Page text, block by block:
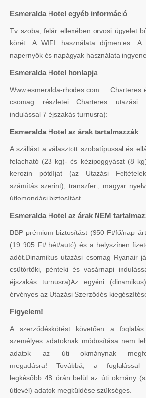
Esmeralda Hotel egyéb információ
Tv szoba, felár ellenében orvosi ügyelet
körét. A WIFI használata díjmentes. A
napernyők és napágyak használata
Esmeralda Hotel honlapja
Www.esmeralda-rhodes.com Charteres
csomag részletei Charteres utazási
indulással 7 éjszakás turnusra):
Esmeralda Hotel az árak tartalmazzák
A szállást a választott szobatípussal és
feladható (23 kg)- és kézipoggyászt (8
kerozin pótdíjat (az Utazási
számítás szerint), transzfert, magyar
útlemondási biztosítást.
Esmeralda Hotel az árak NEM
BBP prémium biztosítást (950 Ft/fő/nap
(19 905 Ft/ hét/autó) és a helyszínen
adót.Dinamikus utazási csomag Ryanair
csütörtöki, pénteki és vasárnapi
éjszakás turnusra)Az egyéni
érvényes az Utazási Szerződés
Figyelem!
A szerződéskötést követően a
személyes adatoknak módosítása nem
adatok az úti okmánynak
megadásra! Továbbá, a foglalással
legkésőbb 48 órán belül az úti okmány
útlevél) adatok megküldése szükséges.